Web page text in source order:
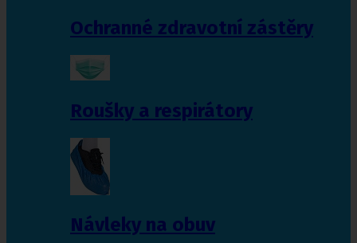
Ochranné zdravotní zástěry
Roušky a respirátory
Návleky na obuv